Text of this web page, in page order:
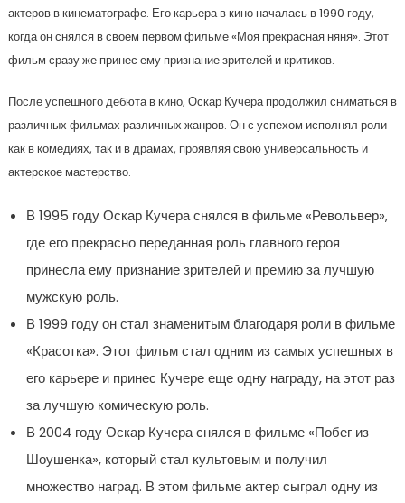
актеров в кинематографе. Его карьера в кино началась в 1990 году,
когда он снялся в своем первом фильме «Моя прекрасная няня». Этот
фильм сразу же принес ему признание зрителей и критиков.
После успешного дебюта в кино, Оскар Кучера продолжил сниматься в
различных фильмах различных жанров. Он с успехом исполнял роли
как в комедиях, так и в драмах, проявляя свою универсальность и
актерское мастерство.
В 1995 году Оскар Кучера снялся в фильме «Револьвер»,
где его прекрасно переданная роль главного героя
принесла ему признание зрителей и премию за лучшую
мужскую роль.
В 1999 году он стал знаменитым благодаря роли в фильме
«Красотка». Этот фильм стал одним из самых успешных в
его карьере и принес Кучере еще одну награду, на этот раз
за лучшую комическую роль.
В 2004 году Оскар Кучера снялся в фильме «Побег из
Шоушенка», который стал культовым и получил
множество наград. В этом фильме актер сыграл одну из